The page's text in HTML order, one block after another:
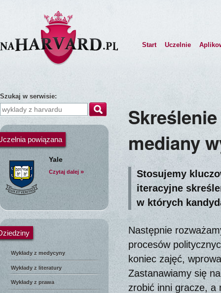
Start Uczelnie
Szukaj w serwisie:
powiązana
Yale
Czytaj dalej »
Wykłady z medycyny
Wykłady z literatury
Wykłady z prawa
mediany
Stosujemy
iteracyjne
w których
Następnie
procesów
koniec zajęć,
Zastanawiamy się
zrobić inni gracze, a